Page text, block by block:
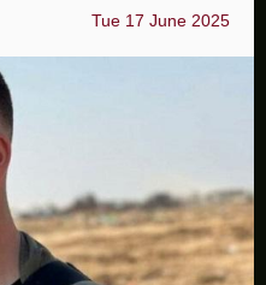
Tue 17 June 2025